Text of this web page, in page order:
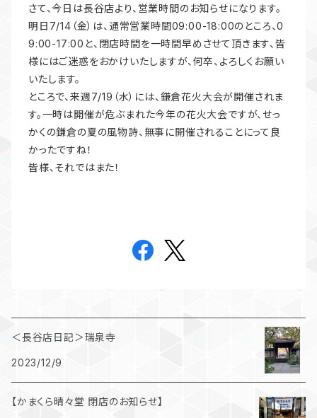
さて、今日は長谷店より、営業時間のお知らせになります。
明日7/14（金）は、通常営業時間09:00-18:00のところ、0
9:00-17:00と、閉店時間を一時間早めさせて頂きます、皆
様にはご迷惑をおかけいたしますが、何卒、よろしくお願い
いたします。
ところで、来週7/19（水）には、鎌倉花火大会が開催されま
す。一時は開催が危ぶまれた今年の花火大会ですが、せっ
かくの鎌倉の夏の風物詩、無事に開催されることにって良
かったですね！
皆様、それではまた！
＜長谷店日記＞瑞泉寺
2023/12/9
【かまくら晴々堂 閉店のお知らせ】